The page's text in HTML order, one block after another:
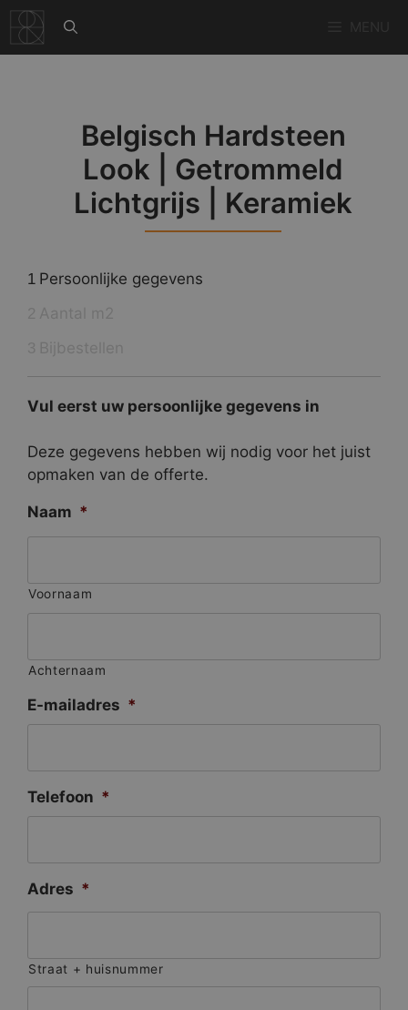
naar
de
Belgisch Hardsteen
Look | Getrommeld
Lichtgrijs | Keramiek
1 Persoonlijke gegevens
Vul eerst uw persoonlijke gegevens in
Deze gegevens hebben wij nodig voor het juist
opmaken van de offerte.
Naam *
Voornaam
Achternaam
E-mailadres *
Telefoon *
Adres *
Straat + huisnummer